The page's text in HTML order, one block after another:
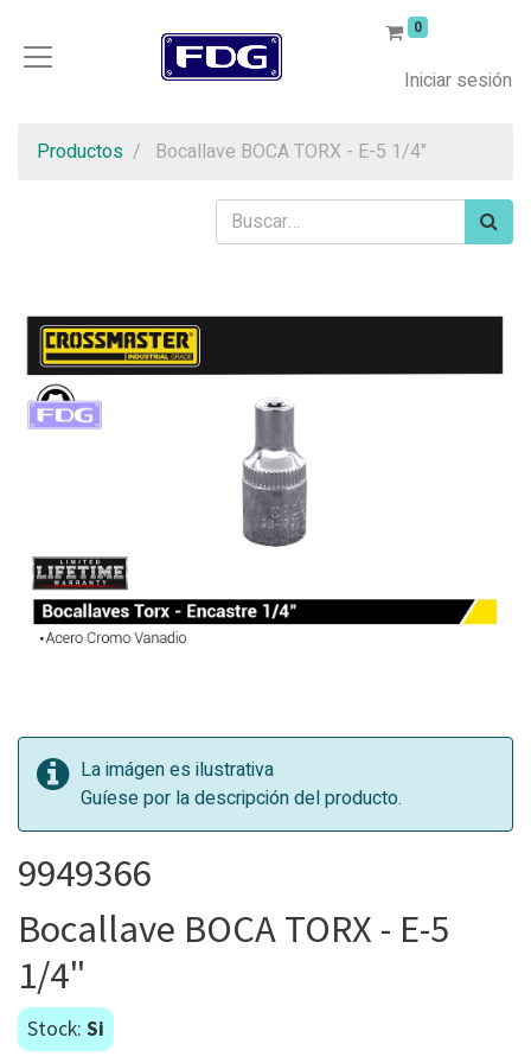
0
Iniciar sesión
Productos Bocallave BOCA TORX - E-5 1/4"
La imágen es ilustrativa
Guíese por la descripción del producto.
9949366
Bocallave BOCA TORX - E-5
1/4"
Stock: Si